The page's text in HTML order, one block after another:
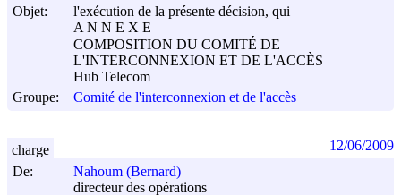
Objet:
l'exécution de la présente décision, qui
A N N E X E
COMPOSITION DU COMITÉ DE
L'INTERCONNEXION ET DE L'ACCÈS
Hub Telecom
Groupe:
Comité de l'interconnexion et de l'accès
De:
Nahoum (Bernard)
directeur des opérations
charge 12/06/2009